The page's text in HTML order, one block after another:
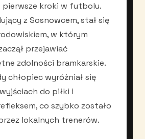
pierwsze kroki w futbolu.
z Sosnowcem, stał się
w którym
przejawiać
zdolności bramkarskie.
chłopiec wyróżniał się
do piłki i
co szybko zostało
lokalnych trenerów.